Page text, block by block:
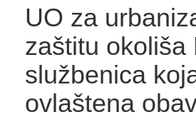
UO za
zaštitu okoliša
službenica
ovlaštena